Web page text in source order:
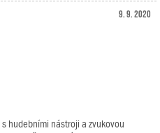
9. 9. 2020
hudebními nástroji a zvukovou